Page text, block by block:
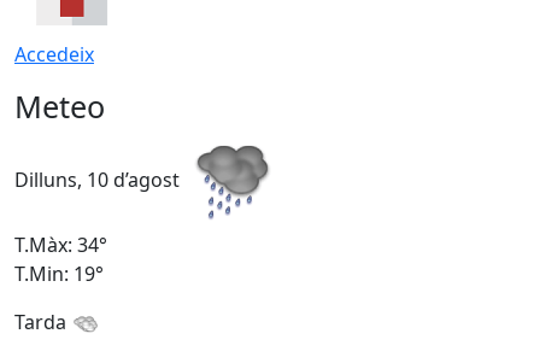
Accedeix
Meteo
Dilluns, 10 d’agost
T.Màx: 34°
T.Min: 19°
Tarda